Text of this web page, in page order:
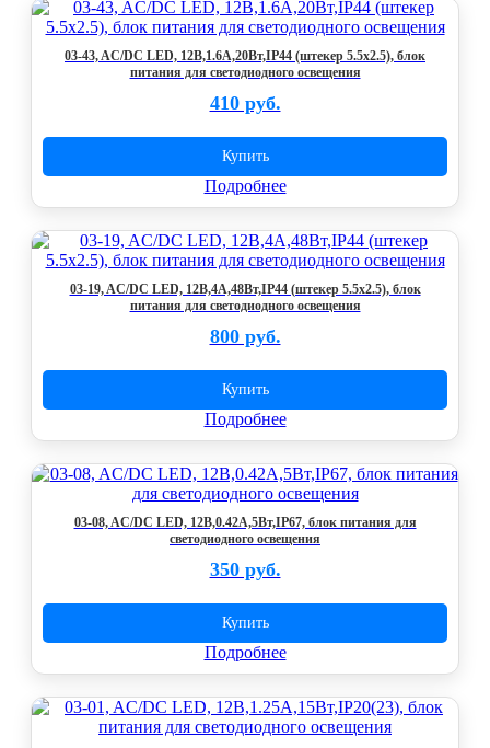
03-43, AC/DC LED, 12В,1.6A,20Вт,IP44 (штекер 5.5х2.5), блок
питания для светодиодного освещения
410 руб.
Купить
Подробнее
03-19, AC/DC LED, 12В,4A,48Вт,IP44 (штекер 5.5х2.5), блок
питания для светодиодного освещения
800 руб.
Купить
Подробнее
03-08, AC/DC LED, 12В,0.42А,5Вт,IP67, блок питания для
светодиодного освещения
350 руб.
Купить
Подробнее